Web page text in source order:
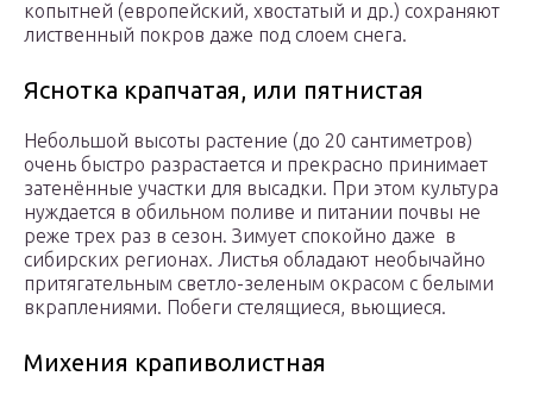
копытней (европейский, хвостатый и др.) сохраняют
лиственный покров даже под слоем снега.
Яснотка крапчатая, или пятнистая
Небольшой высоты растение (до 20 сантиметров)
очень быстро разрастается и прекрасно принимает
затенённые участки для высадки. При этом культура
нуждается в обильном поливе и питании почвы не
реже трех раз в сезон. Зимует спокойно даже в
сибирских регионах. Листья обладают необычайно
притягательным светло-зеленым окрасом с белыми
вкраплениями. Побеги стелящиеся, вьющиеся.
Михения крапиволистная